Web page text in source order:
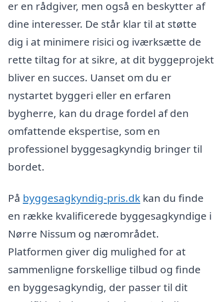
er en rådgiver, men også en beskytter af
dine interesser. De står klar til at støtte
dig i at minimere risici og iværksætte de
rette tiltag for at sikre, at dit byggeprojekt
bliver en succes. Uanset om du er
nystartet byggeri eller en erfaren
bygherre, kan du drage fordel af den
omfattende ekspertise, som en
professionel byggesagkyndig bringer til
bordet.
På byggesagkyndig-pris.dk kan du finde
en række kvalificerede byggesagkyndige i
Nørre Nissum og nærområdet.
Platformen giver dig mulighed for at
sammenligne forskellige tilbud og finde
en byggesagkyndig, der passer til dit